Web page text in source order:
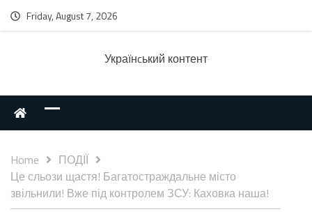
Friday, August 7, 2026
Українcький контент
Home
ПОДІЇ
Це сльози щастя! Багатостраждальне місто
звільнили! Вже під контролем ЗСУ: Каховка наша!